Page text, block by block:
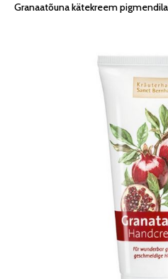
Granaatõuna kätekreem